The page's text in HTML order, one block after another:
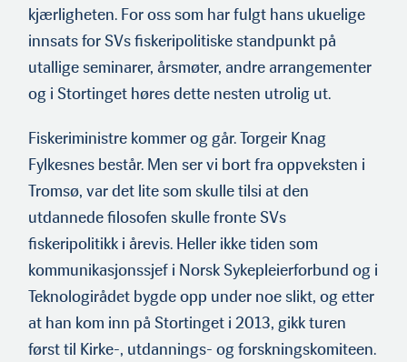
kjærligheten. For oss som har fulgt hans ukuelige
innsats for SVs fiskeripolitiske standpunkt på
utallige seminarer, årsmøter, andre arrangementer
og i Stortinget høres dette nesten utrolig ut.
Fiskeriministre kommer og går. Torgeir Knag
Fylkesnes består. Men ser vi bort fra oppveksten i
Tromsø, var det lite som skulle tilsi at den
utdannede filosofen skulle fronte SVs
fiskeripolitikk i årevis. Heller ikke tiden som
kommunikasjonssjef i Norsk Sykepleierforbund og i
Teknologirådet bygde opp under noe slikt, og etter
at han kom inn på Stortinget i 2013, gikk turen
først til Kirke-, utdannings- og forskningskomiteen.